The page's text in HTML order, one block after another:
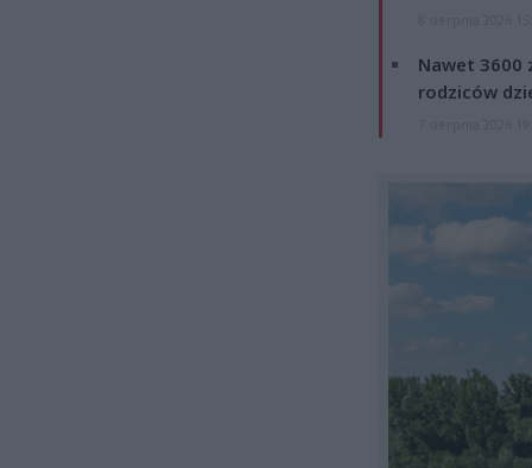
Nawet 3600
rodziców